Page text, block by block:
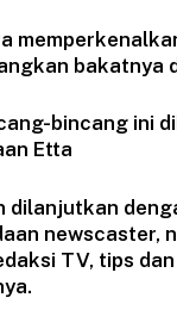
bakatnya
bincang ini
Etta
dilanjutkan
newscaster,
TV, tips